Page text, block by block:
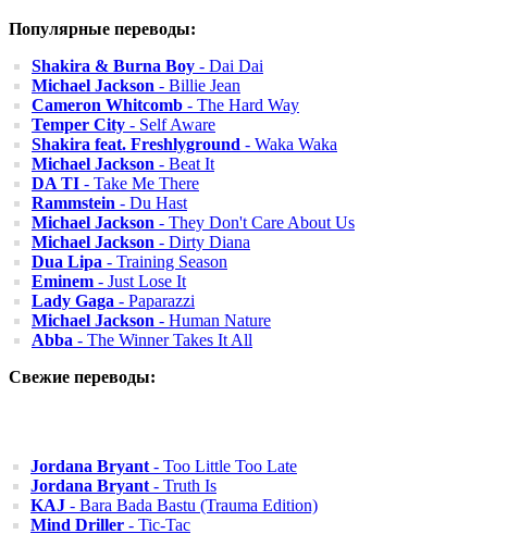
Популярные переводы:
Shakira & Burna Boy - Dai Dai
Michael Jackson - Billie Jean
Cameron Whitcomb - The Hard Way
Temper City - Self Aware
Shakira feat. Freshlyground - Waka Waka
Michael Jackson - Beat It
DA TI - Take Me There
Rammstein - Du Hast
Michael Jackson - They Don't Care About Us
Michael Jackson - Dirty Diana
Dua Lipa - Training Season
Eminem - Just Lose It
Lady Gaga - Paparazzi
Michael Jackson - Human Nature
Abba - The Winner Takes It All
Свежие переводы:
Jordana Bryant - Too Little Too Late
Jordana Bryant - Truth Is
KAJ - Bara Bada Bastu (Trauma Edition)
Mind Driller - Tic-Tac